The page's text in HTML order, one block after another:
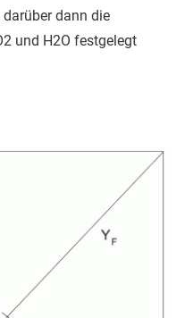
dann die
und H2O festgelegt